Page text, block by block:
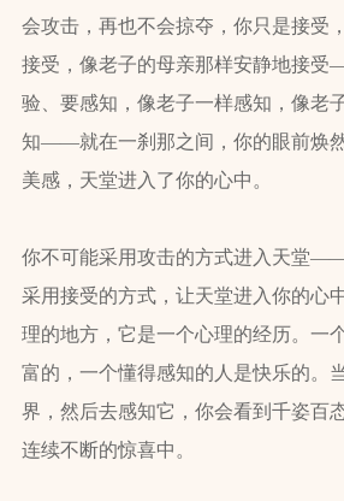
会攻击，再也不会掠夺，你只是接受
接受，像老子的母亲那样安静地接
验、要感知，像老子一样感知，像老
知——就在一刹那之间，你的眼前焕
美感，天堂进入了你的心中。
你不可能采用攻击的方式进入天堂
采用接受的方式，让天堂进入你的心
理的地方，它是一个心理的经历。一
富的，一个懂得感知的人是快乐的。
界，然后去感知它，你会看到千姿百
连续不断的惊喜中。